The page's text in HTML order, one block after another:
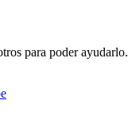
para poder ayudarlo.